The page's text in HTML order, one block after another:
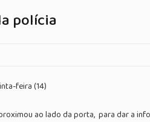
polícia
feira (14)
ao lado da porta, para dar a